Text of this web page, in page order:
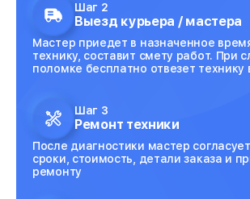
Шаг 2
Выезд курьера / мастера
Мастер приедет в назначенное
технику, составит смету работ. При
поломке бесплатно отвезет технику
Шаг 3
Ремонт техники
После диагностики мастер
сроки, стоимость, детали заказа и
ремонту